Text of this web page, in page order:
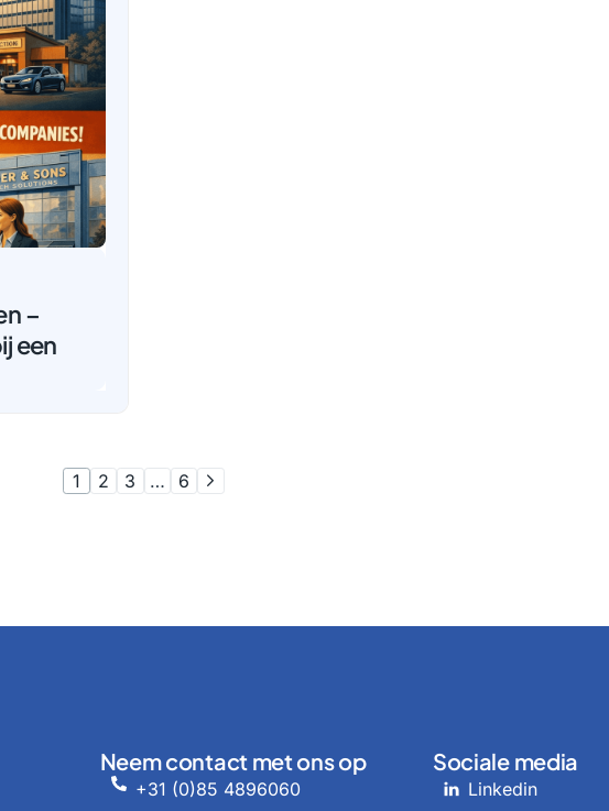
–
een
1 2 3 … 6
Neem contact met ons op
+31 (0)85 4896060
Sociale media
Linkedin